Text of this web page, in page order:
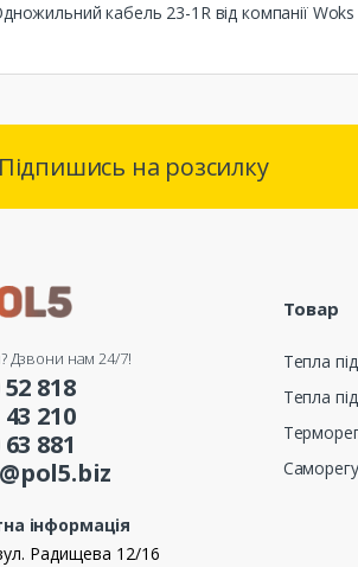
кабель 23-1R від компанії Woks
Підпишись на розсилку
Дзвони нам 24/7!
818
210
881
інформація
Радищева 12/16
Товар
Тепла
Тепла